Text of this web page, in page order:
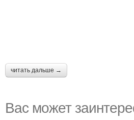
читать дальше →
Вас может